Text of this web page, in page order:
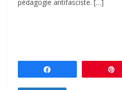
pédagogie antifasciste. […]